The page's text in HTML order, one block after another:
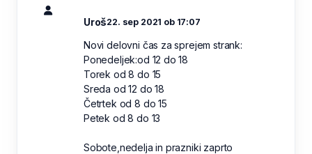
Uroš22. sep 2021 ob 17:07
Novi delovni čas za sprejem strank:
Ponedeljek:od 12 do 18
Torek od 8 do 15
Sreda od 12 do 18
Četrtek od 8 do 15
Petek od 8 do 13
Sobote,nedelja in prazniki zaprto